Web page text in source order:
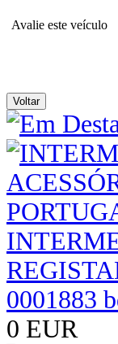
Avalie este veículo
0001883
0 EUR